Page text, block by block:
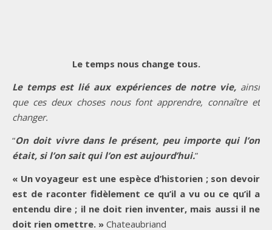
Le temps nous change tous.
Le temps est lié aux expériences de notre vie, ainsi
que ces deux choses nous font apprendre, connaître et
changer.
“On doit vivre dans le présent, peu importe qui l’on
était, si l’on sait qui l’on est aujourd’hui.”
« Un voyageur est une espèce d’historien ; son devoir
est de raconter fidèlement ce qu’il a vu ou ce qu’il a
entendu dire ; il ne doit rien inventer, mais aussi il ne
doit rien omettre. » Chateaubriand